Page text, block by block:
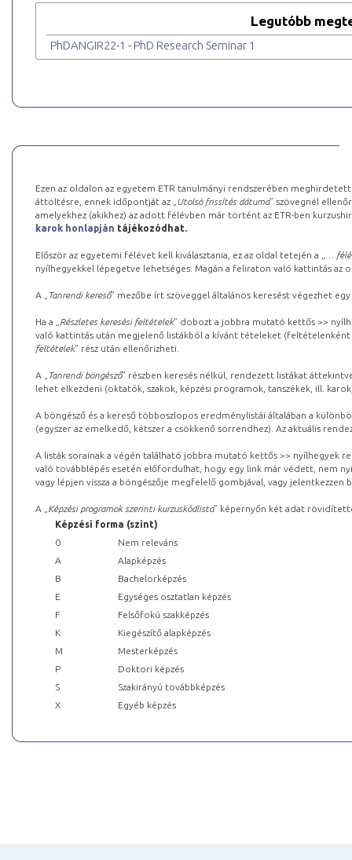
Legutóbb
PhDANGIR22-1 - PhD Research Seminar 1
Ezen az oldalon az egyetem ETR tanulmányi rendszerében
áttöltésre, ennek időpontját az „ Utolsó frissítés dátuma” szövegnél
amelyekhez (akikhez) az adott félévben már történt az ETR-ben
karok honlapján tájékozódhat.
Először az egyetemi félévet kell kiválasztania, ez az oldal tetején a „
…
nyílhegyekkel lépegetve lehetséges. Magán a feliraton való kattintás az
A „ Tanrendi kereső” mezőbe írt szöveggel általános keresést végezhet
Ha a „ Részletes keresési feltételek” dobozt a jobbra mutató kettős >>
való kattintás után megjelenő listákból a kívánt tételeket (feltételenként
feltételek” rész után ellenőrizheti.
A „ Tanrendi böngésző” részben keresés nélkül, rendezett listákat
lehet elkezdeni (oktatók, szakok, képzési programok, tanszékek, ill.
A böngésző és a kereső többoszlopos eredménylistái általában a
(egyszer az emelkedő, kétszer a csökkenő sorrendhez). Az aktuális
A listák sorainak a végén található jobbra mutató kettős >> nyílhegyek
való továbblépés esetén előfordulhat, hogy egy link már védett, nem
vagy lépjen vissza a böngészője megfelelő gombjával, vagy
A „ Képzési programok szerinti kurzuskódlista” képernyőn két adat
Képzési forma (szint)
0
Nem releváns
A
Alapképzés
B
Bachelorképzés
E
Egységes osztatlan képzés
F
Felsőfokú szakképzés
K
Kiegészítő alapképzés
M
Mesterképzés
P
Doktori képzés
S
Szakirányú továbbképzés
X
Egyéb képzés